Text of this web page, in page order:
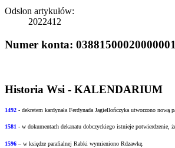
Odsłon artykułów:
2022412
Numer konta:
Historia Wsi - KALENDARIUM
1492 - dekretem kardynała Ferdynada Jagiellończyka utworzono nową
1581 - w dokumentach dekanatu dobczyckiego istnieje potwierdzenie,
1596 – w księdze parafialnej Rabki wymieniono Rdzawkę.